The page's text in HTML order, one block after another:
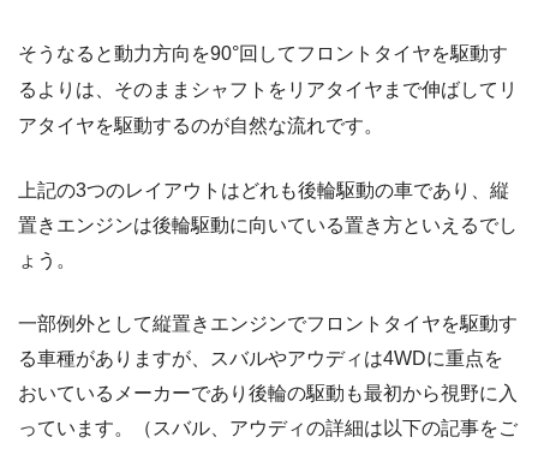
そうなると動力方向を90°回してフロントタイヤを駆動す
るよりは、そのままシャフトをリアタイヤまで伸ばしてリ
アタイヤを駆動するのが自然な流れです。
上記の3つのレイアウトはどれも後輪駆動の車であり、縦
置きエンジンは後輪駆動に向いている置き方といえるでし
ょう。
一部例外として縦置きエンジンでフロントタイヤを駆動す
る車種がありますが、スバルやアウディは4WDに重点を
おいているメーカーであり後輪の駆動も最初から視野に入
っています。（スバル、アウディの詳細は以下の記事をご